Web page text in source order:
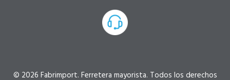
© 2026 Fabrimport. Ferretera mayorista. Todos los derechos